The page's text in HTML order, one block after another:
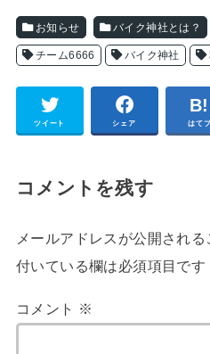
お知らせ バイク神社とは？
チーム6666 バイク神社
ツイート シェア はて
コメントを残す
メールアドレスが公開される
付いている欄は必須項目です
コメント ※